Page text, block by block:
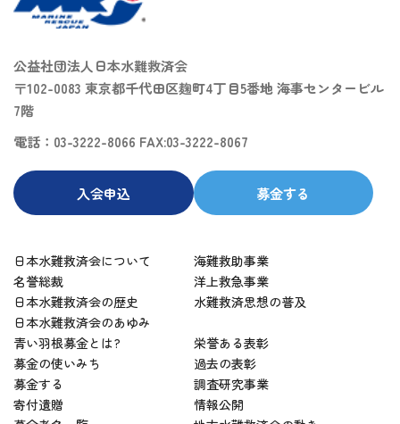
公益社団法人日本水難救済会
〒102-0083 東京都千代田区麹町4丁目5番地 海事センタービル
7階
電話：03-3222-8066 FAX:03-3222-8067
入会申込 募金する
日本水難救済会について
名誉総裁
日本水難救済会の歴史
日本水難救済会のあゆみ
海難救助事業
洋上救急事業
水難救済思想の普及
青い羽根募金とは?
募金の使いみち
募金する
寄付遺贈
栄誉ある表彰
過去の表彰
調査研究事業
情報公開